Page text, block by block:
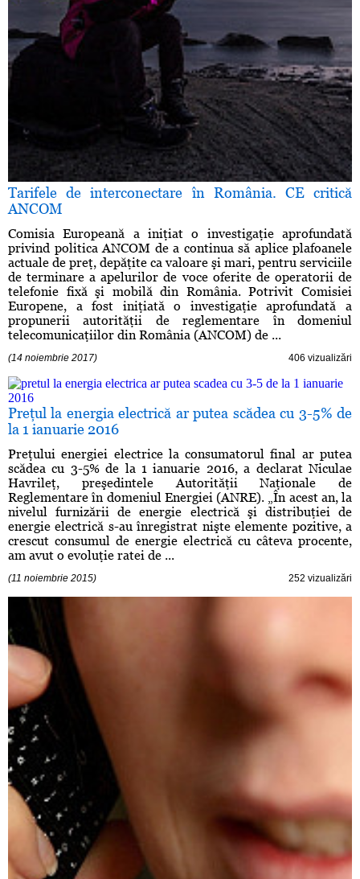
Tarifele de interconectare în România. CE critică
ANCOM
Comisia Europeană a iniţiat o investigaţie aprofundată
privind politica ANCOM de a continua să aplice plafoanele
actuale de preţ, depăţite ca valoare şi mari, pentru serviciile
de terminare a apelurilor de voce oferite de operatorii de
telefonie fixă şi mobilă din România. Potrivit Comisiei
Europene, a fost iniţiată o investigaţie aprofundată a
propunerii autorităţii de reglementare în domeniul
telecomunicaţiilor din România (ANCOM) de ...
(14 noiembrie 2017) 406 vizualizări
Preţul la energia electrică ar putea scădea cu 3-5% de
la 1 ianuarie 2016
Preţului energiei electrice la consumatorul final ar putea
scădea cu 3-5% de la 1 ianuarie 2016, a declarat Niculae
Havrileţ, preşedintele Autorităţii Naţionale de
Reglementare în domeniul Energiei (ANRE). „În acest an, la
nivelul furnizării de energie electrică şi distribuţiei de
energie electrică s-au înregistrat nişte elemente pozitive, a
crescut consumul de energie electrică cu câteva procente,
am avut o evoluţie ratei de ...
(11 noiembrie 2015) 252 vizualizări